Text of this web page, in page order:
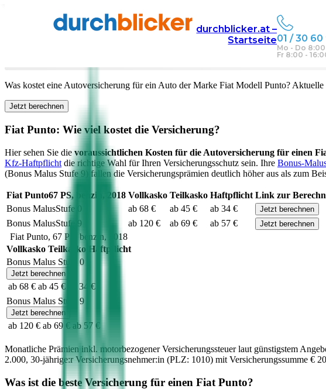
durchblicker.at –
Startseite01 / 30
Mo - Do
Fr 8:00 -
Autoversicherung Fiat
in Österreich
Was kostet eine Autoversicherung für ein Auto der Marke FiatModell Punto? Aktuelle
Jetzt berechnen
Fiat Punto: Wie viel kostet die Versicherung?
Hier sehen Sie die voraussichtlichen Kosten für die Autoversicherung für einen
Kfz-Haftpflicht die richtige Wahl für Ihren Versicherungsschutz sein. Ihre Bonus-
(Bonus Malus Stufe 9) fallen die Versicherungsprämien deutlich höher aus als zum
Fiat Punto67 PS, benzin 2018 Vollkasko Teilkasko Haftpflicht Link zur
Bonus MalusStufe 0 ab 68 € ab 45 € ab 34 € Jetzt berechnen
Bonus MalusStufe 9 ab 120 € ab 69 € ab 57 € Jetzt berechnen
Fiat Punto, 67 PS, benzin,
2018
Vollkasko Teilkasko Haftpflicht
Bonus Malus Stufe 0
Jetzt berechnen
ab 68 € ab 45 €
ab 34 €
Bonus Malus Stufe 9
Jetzt berechnen
ab 120 € ab 69 € ab 57 €
Monatliche Prämien inkl. motorbezogener Versicherungssteuer laut günstigstem
2.000, 30-jährige:rVersicherungsnehmer:in (PLZ: 1010) mit Versicherungssumme €
Was ist die beste Versicherung für einen Fiat Punto?